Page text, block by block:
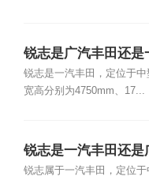
锐志是广汽丰田还是
锐志是一汽丰田，定位于
宽高分别为4750mm、17...
锐志是一汽丰田还是
锐志属于一汽丰田，定位